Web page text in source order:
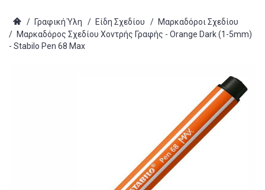
/ Γραφική Ύλη / Είδη Σχεδίου / Μαρκαδόροι Σχεδίου
/ Μαρκαδόρος Σχεδίου Χοντρής Γραφής - Orange Dark (1-5mm)
- Stabilo Pen 68 Max